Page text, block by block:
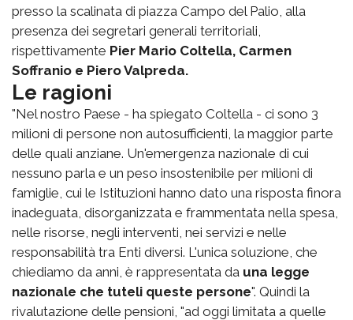
presso la scalinata di piazza Campo del Palio, alla
presenza dei segretari generali territoriali,
rispettivamente Pier Mario Coltella, Carmen
Soffranio e Piero Valpreda.
Le ragioni
"Nel nostro Paese - ha spiegato Coltella - ci sono 3
milioni di persone non autosufficienti, la maggior parte
delle quali anziane. Un'emergenza nazionale di cui
nessuno parla e un peso insostenibile per milioni di
famiglie, cui le Istituzioni hanno dato una risposta finora
inadeguata, disorganizzata e frammentata nella spesa,
nelle risorse, negli interventi, nei servizi e nelle
responsabilità tra Enti diversi. L'unica soluzione, che
chiediamo da anni, è rappresentata da una legge
nazionale che tuteli queste persone". Quindi la
rivalutazione delle pensioni, "ad oggi limitata a quelle